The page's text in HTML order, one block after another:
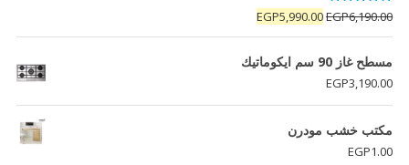
تم التقييم
5.00 من 5EGP6,190.00
السعر
الأصلي
هو:
EGP5,990.00
السعر
الحالي
هو:
مسطح غاز 90 سم ايكوماتيك
EGP3,190.00
مكتب خشب مودرن
EGP1.00